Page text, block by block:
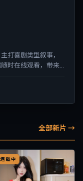
打喜剧类型叙事，
时在线观看，带来
全部新片 →
连载中